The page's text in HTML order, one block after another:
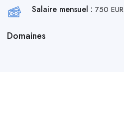
Salaire mensuel :750 EUR
Domaines